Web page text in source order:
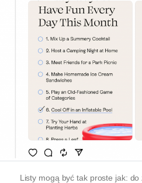
Listy mogą być tak proste jak: do